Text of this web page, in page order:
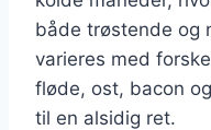
både trøstende og
varieres med
fløde, ost, bacon
til en alsidig ret.